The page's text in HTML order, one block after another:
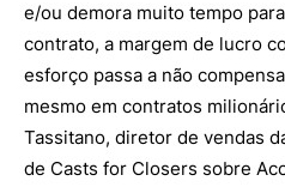
e/ou demora muito tempo
contrato, a margem de lucro
esforço passa a não
mesmo em contratos
Tassitano, diretor de vendas
de Casts for Closers sobre